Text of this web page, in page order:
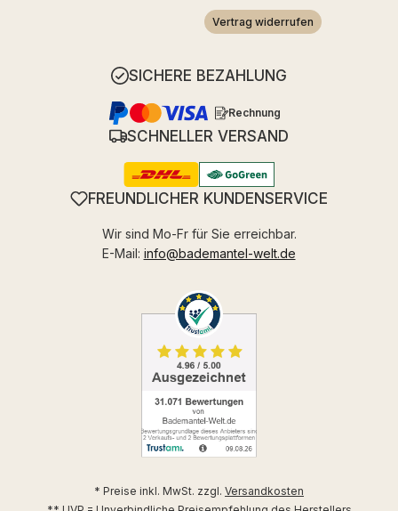
Vertrag widerrufen
SICHERE BEZAHLUNG
Rechnung
SCHNELLER VERSAND
FREUNDLICHER KUNDENSERVICE
Wir sind Mo-Fr für Sie erreichbar.
E-Mail: info@bademantel-welt.de
* Preise inkl. MwSt. zzgl. Versandkosten